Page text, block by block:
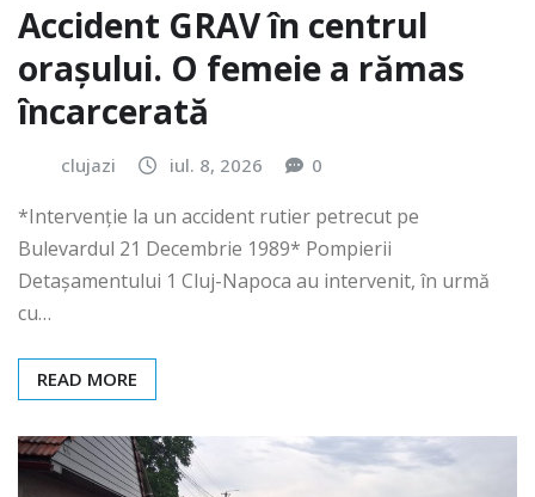
Accident GRAV în centrul
orașului. O femeie a rămas
încarcerată
clujazi iul. 8, 2026 0
*Intervenție la un accident rutier petrecut pe
Bulevardul 21 Decembrie 1989* Pompierii
Detașamentului 1 Cluj-Napoca au intervenit, în urmă
cu…
READ MORE